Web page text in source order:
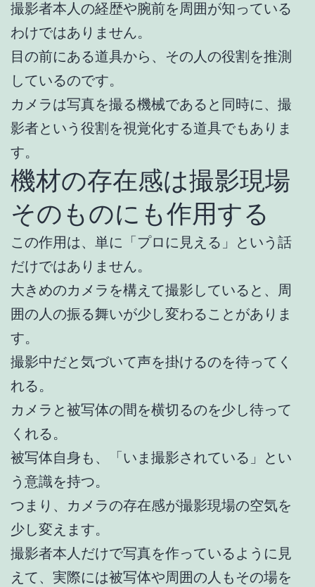
撮影者本人の経歴や腕前を周囲が知っている
わけではありません。
目の前にある道具から、その人の役割を推測
しているのです。
カメラは写真を撮る機械であると同時に、撮
影者という役割を視覚化する道具でもありま
す。
機材の存在感は撮影現場
そのものにも作用する
この作用は、単に「プロに見える」という話
だけではありません。
大きめのカメラを構えて撮影していると、周
囲の人の振る舞いが少し変わることがありま
す。
撮影中だと気づいて声を掛けるのを待ってく
れる。
カメラと被写体の間を横切るのを少し待って
くれる。
被写体自身も、「いま撮影されている」とい
う意識を持つ。
つまり、カメラの存在感が撮影現場の空気を
少し変えます。
撮影者本人だけで写真を作っているように見
えて、実際には被写体や周囲の人もその場を